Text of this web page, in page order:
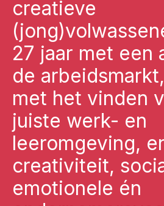
creatieve
27 jaar met een
de
met het vinden
juiste werk- en
leeromgeving,
creativiteit,
emotionele én